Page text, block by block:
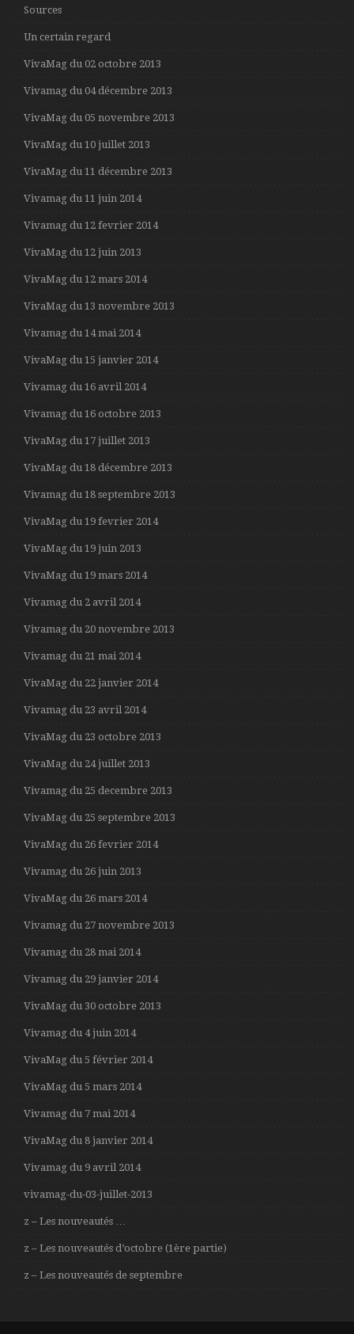
Sources
Un certain regard
VivaMag du 02 octobre 2013
Vivamag du 04 décembre 2013
VivaMag du 05 novembre 2013
VivaMag du 10 juillet 2013
VivaMag du 11 décembre 2013
Vivamag du 11 juin 2014
Vivamag du 12 fevrier 2014
VivaMag du 12 juin 2013
VivaMag du 12 mars 2014
VivaMag du 13 novembre 2013
Vivamag du 14 mai 2014
VivaMag du 15 janvier 2014
Vivamag du 16 avril 2014
Vivamag du 16 octobre 2013
VivaMag du 17 juillet 2013
VivaMag du 18 décembre 2013
Vivamag du 18 septembre 2013
VivaMag du 19 fevrier 2014
VivaMag du 19 juin 2013
VivaMag du 19 mars 2014
Vivamag du 2 avril 2014
Vivamag du 20 novembre 2013
Vivamag du 21 mai 2014
VivaMag du 22 janvier 2014
Vivamag du 23 avril 2014
VivaMag du 23 octobre 2013
VivaMag du 24 juillet 2013
Vivamag du 25 decembre 2013
VivaMag du 25 septembre 2013
VivaMag du 26 fevrier 2014
Vivamag du 26 juin 2013
VivaMag du 26 mars 2014
Vivamag du 27 novembre 2013
Vivamag du 28 mai 2014
Vivamag du 29 janvier 2014
VivaMag du 30 octobre 2013
Vivamag du 4 juin 2014
VivaMag du 5 février 2014
VivaMag du 5 mars 2014
Vivamag du 7 mai 2014
VivaMag du 8 janvier 2014
Vivamag du 9 avril 2014
vivamag-du-03-juillet-2013
z – Les nouveautés …
z – Les nouveautés d’octobre (1ère partie)
z – Les nouveautés de septembre